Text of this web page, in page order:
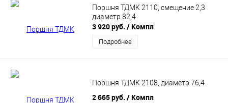
Поршня ТДМК 2110, смещение 2,3
диаметр 82,4
3 920 руб. / Компл
Подробнее
Поршня ТДМК 2108, диаметр 76,4
2 665 руб. / Компл